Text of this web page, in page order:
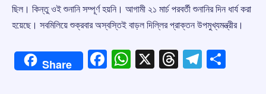
ছিল। কিন্তু ওই শুনানি সম্পূর্ণ হয়নি। আগামী ২১ মার্চ পরবর্তী শুনানির দিন ধার্য করা
হয়েছে। সবমিলিয়ে শুক্রবার অস্বস্তিই বাড়ল দিল্লির প্রাক্তন উপমুখ্যমন্ত্রীর।
Share Facebook
WhatsApp
X Threads